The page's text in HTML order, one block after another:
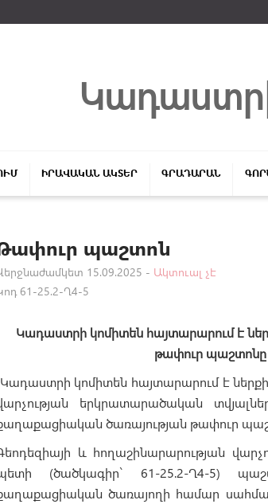
ԻՐԱՎԱԿԱՆ ԱԿՏԵՐ ԳՐԱԴԱՐԱՆ
պաշտոն
15.09.2025 - Ակտուալ չէ
61-25.2-Ղ4-5
Կադաստրի կոմիտեն հայտարարում էներ
թափուր պաշտոնը
Կադաստրի կոմիտեն հայտարարում է
երկրատարածական
ծառայության թափուր
և հողաշինարարության
(ծածկագիր` 61-25.2-Ղ4-5)
ծառայողի համար
Մուտք
Login